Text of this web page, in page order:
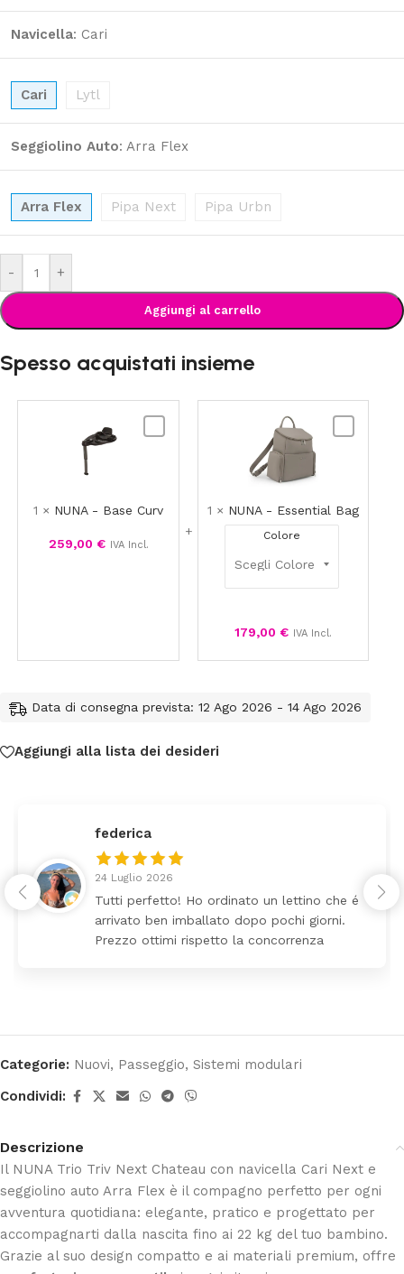
Navicella: Cari
Cari Lytl
Seggiolino Auto: Arra Flex
Arra Flex Pipa Next Pipa Urbn
- +
Aggiungi al carrello
Spesso acquistati insieme
1 × NUNA - Base Curv
259,00 € IVA Incl.
1 × NUNA - Essential Bag
Colore
179,00 € IVA Incl.
Data di consegna prevista: 12 Ago 2026 - 14 Ago 2026
Aggiungi alla lista dei desideri
federica
24 Luglio 2026
Tutti perfetto! Ho ordinato un lettino che é
arrivato ben imballato dopo pochi giorni.
Prezzo ottimi rispetto la concorrenza
Categorie: Nuovi, Passeggio, Sistemi modulari
Condividi:
Descrizione
Il NUNA Trio Triv Next Chateau con navicella Cari Next e
seggiolino auto Arra Flex è il compagno perfetto per ogni
avventura quotidiana: elegante, pratico e progettato per
accompagnarti dalla nascita fino ai 22 kg del tuo bambino.
Grazie al suo design compatto e ai materiali premium, offre